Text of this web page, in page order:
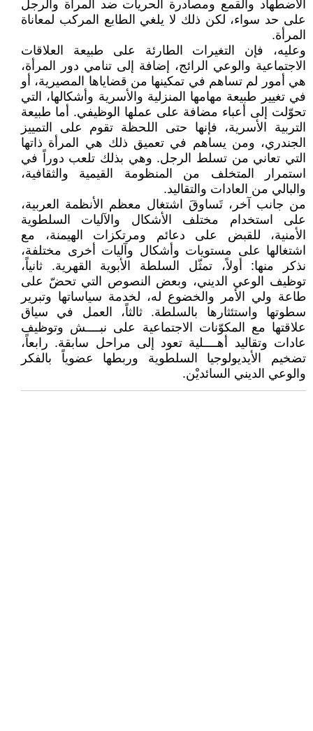
الاضطهاد والقمع ومصادرة الحريات ضد المرأة والرجل
على حد سواء، لكن ذلك لا يلغي الطابع المركب لمعاناة
المرأة.
وعليه، فإن التغيرات الطارئة على طبيعة العلاقات
الاجتماعية والوعي الرائج، إضافة إلى تنامي دور المرأة،
هي أمور لم تساهم في تمكينها من قضاياها المصيرية، أو
في تغيير طبيعة مهامها المنزلية والأسرية وأشكالها، التي
تحوّلت إلى أعباء مضافة على عملها الوظيفي. أما طبيعة
التربية الأسرية، فإنها حتى اللحظة تقوم على التمييز
الجندري، ومن يساهم في تعميق ذلك هي المرأة ذاتها
التي تعاني من تسلط الرجل. وهي بذلك تلعب دوراً في
استمرار المتخلف من المنظومة القيمية والثقافية،
والبالي من العادات والتقاليد.
من جانب آخر، تَساوقَ اشتغال معظم الأنظمة العربية،
على استخدام مختلف الأشكال والآليات السلطوية
الأمنية، للقبض على دعائم ومرتكزات الهيمنة، مع
اشتغالها على مستويات وأشكال وآليات أخرى مختلفة،
نذكر منها: أولاً، تمثّل السلطة الأبوية القهرية. ثانياً،
توظيف الوعي الديني، وبعض النصوص التي تحضّ على
طاعة ولي الأمر والخضوع له، لخدمة سياساتها وتبرير
سطوتها واستئثارها بالسلطة. ثالثاً، العمل في سياق
علاقتها مع المكوّنات الاجتماعية على نبــــش وتوظيف
عادات وتقاليد أهــــلية تعود إلى مراحل سابقة. رابعاً،
تضخيم الأيديولوجيا السلطوية وربطها عضوياً بالفكر
والوعي الديني السائديْن.